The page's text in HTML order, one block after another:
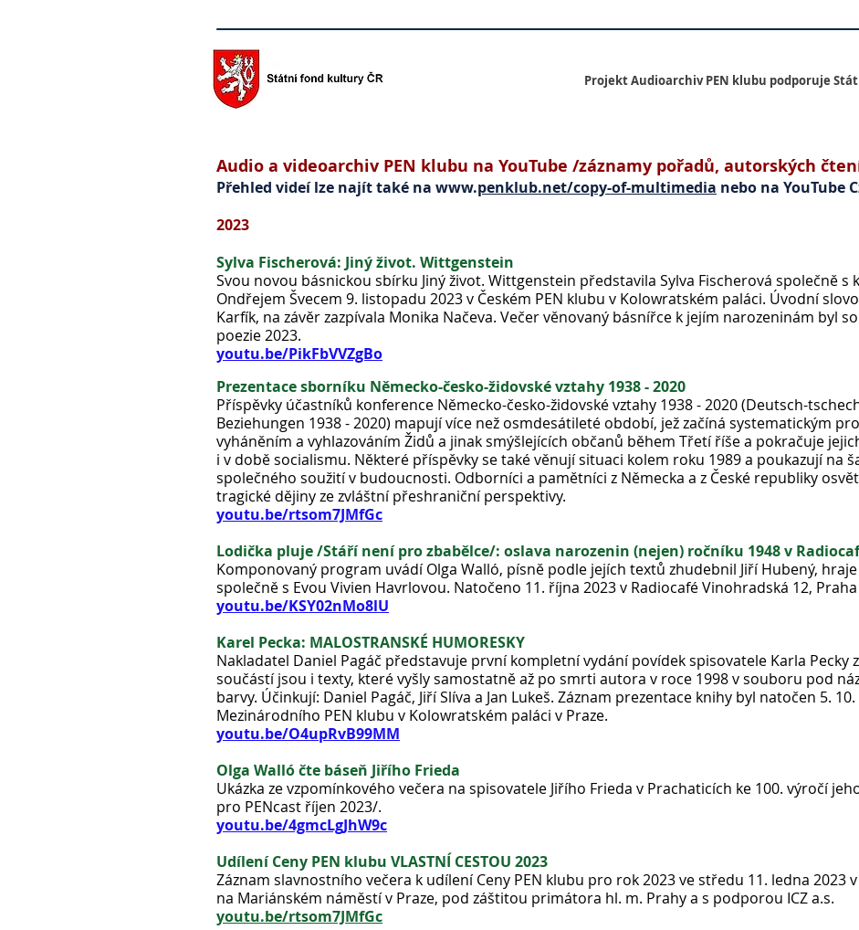
Projekt Audioarchiv PEN klubu podporuje
Audio a videoarchiv PEN klubu na YouTube /záznamy pořadů, autorských
Přehled videí lze najít také na www.penklub.net/copy-of-multimedia nebo na YouTube
2023
Sylva Fischerová: Jiný život. Wittgenstein
Svou novou básnickou sbírku Jiný život. Wittgenstein představila Sylva Fischerová společně s
Ondřejem Švecem 9. listopadu 2023 v Českém PEN klubu v Kolowratském paláci. Úvodní
Karfík, na závěr zazpívala Monika Načeva. Večer věnovaný básnířce k jejím narozeninám byl
poezie 2023.
youtu.be/PikFbVVZgBo
Prezentace sborníku Německo-česko-židovské vztahy 1938 - 2020
Příspěvky účastníků konference Německo-česko-židovské vztahy 1938 - 2020 (Deutsch-
Beziehungen 1938 - 2020) mapují více než osmdesátileté období, jež začíná systematickým
vyháněním a vyhlazováním Židů a jinak smýšlejících občanů během Třetí říše a pokračuje
i v době socialismu. Některé příspěvky se také věnují situaci kolem roku 1989 a poukazují na
společného soužití v budoucnosti. Odborníci a pamětníci z Německa a z České republiky
tragické dějiny ze zvláštní přeshraniční perspektivy.
youtu.be/rtsom7JMfGc
Lodička pluje /Stáří není pro zbabělce/: oslava narozenin (nejen) ročníku 1948 v
Komponovaný program uvádí Olga Walló, písně podle jejích textů zhudebnil Jiří Hubený,
společně s Evou Vivien Havrlovou. Natočeno 11. října 2023 v Radiocafé Vinohradská 12, Praha
youtu.be/KSY02nMo8lU
Karel Pecka: MALOSTRANSKÉ HUMORESKY
Nakladatel Daniel Pagáč představuje první kompletní vydání povídek spisovatele Karla Pecky
součástí jsou i texty, které vyšly samostatně až po smrti autora v roce 1998 v souboru pod
barvy. Účinkují: Daniel Pagáč, Jiří Slíva a Jan Lukeš. Záznam prezentace knihy byl natočen 5.
Mezinárodního PEN klubu v Kolowratském paláci v Praze.
youtu.be/O4upRvB99MM
Olga Walló čte báseň Jiřího Frieda
Ukázka ze vzpomínkového večera na spisovatele Jiřího Frieda v Prachaticích ke 100. výročí
pro PENcast říjen 2023/.
youtu.be/4gmcLgJhW9c
Udílení Ceny PEN klubu VLASTNÍ CESTOU 2023
Záznam slavnostního večera k udílení Ceny PEN klubu pro rok 2023 ve středu 11. ledna 2023
na Mariánském náměstí v Praze, pod záštitou primátora hl. m. Prahy a s podporou ICZ a.s.
youtu.be/rtsom7JMfGc